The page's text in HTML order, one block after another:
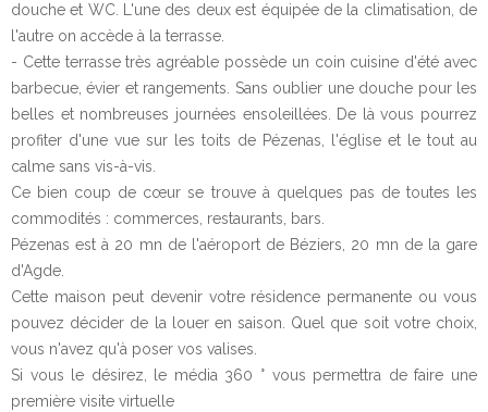
douche et WC. L'une des deux est équipée de la climatisation, de
l'autre on accède à la terrasse.
- Cette terrasse très agréable possède un coin cuisine d'été avec
barbecue, évier et rangements. Sans oublier une douche pour les
belles et nombreuses journées ensoleillées. De là vous pourrez
profiter d'une vue sur les toits de Pézenas, l'église et le tout au
calme sans vis-à-vis.
Ce bien coup de cœur se trouve à quelques pas de toutes les
commodités : commerces, restaurants, bars.
Pézenas est à 20 mn de l'aéroport de Béziers, 20 mn de la gare
d'Agde.
Cette maison peut devenir votre résidence permanente ou vous
pouvez décider de la louer en saison. Quel que soit votre choix,
vous n'avez qu'à poser vos valises.
Si vous le désirez, le média 360 ° vous permettra de faire une
première visite virtuelle